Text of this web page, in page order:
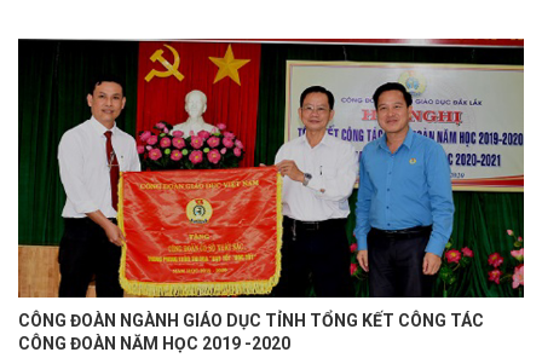
CÔNG ĐOÀN NGÀNH GIÁO DỤC TỈNH TỔNG KẾT CÔNG TÁC
CÔNG ĐOÀN NĂM HỌC 2019 -2020